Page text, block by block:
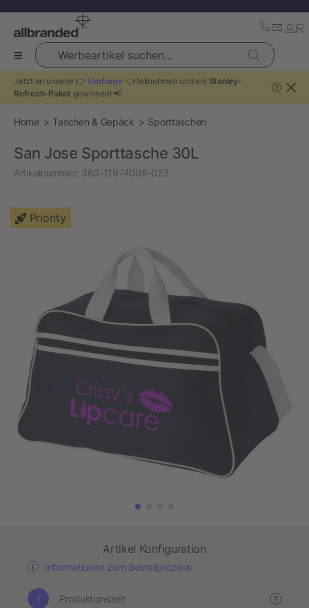
Werbeartikel suchen...
Jetzt an unserer 👉 Umfrage👈 teilnehmen und ein Stanley-
Refresh-Paket gewinnen! 📢
?
Home Taschen & Gepäck Sporttaschen
San Jose Sporttasche 30L
Artikelnummer: 360-11974006-023
Priority
Artikel Konfiguration
Informationen zum Bestellprozess
Produktionszeit ?